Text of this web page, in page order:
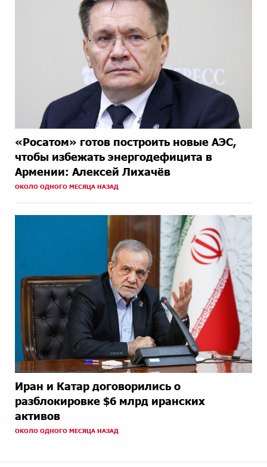
«Росатом» готов построить новые АЭС,
чтобы избежать энергодефицита в
Армении: Алексей Лихачёв
ОКОЛО ОДНОГО МЕСЯЦА НАЗАД
Иран и Катар договорились о
разблокировке $6 млрд иранских
активов
ОКОЛО ОДНОГО МЕСЯЦА НАЗАД